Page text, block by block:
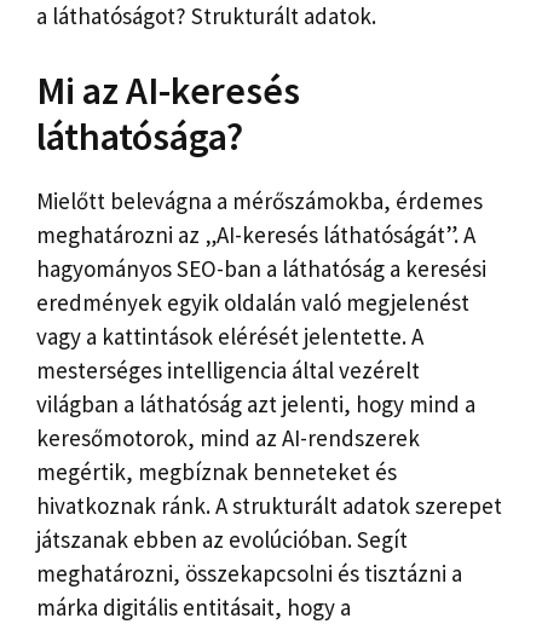
a láthatóságot? Strukturált adatok.
Mi az AI-keresés
láthatósága?
Mielőtt belevágna a mérőszámokba, érdemes
meghatározni az „AI-keresés láthatóságát”. A
hagyományos SEO-ban a láthatóság a keresési
eredmények egyik oldalán való megjelenést
vagy a kattintások elérését jelentette. A
mesterséges intelligencia által vezérelt
világban a láthatóság azt jelenti, hogy mind a
keresőmotorok, mind az AI-rendszerek
megértik, megbíznak benneteket és
hivatkoznak ránk. A strukturált adatok szerepet
játszanak ebben az evolúcióban. Segít
meghatározni, összekapcsolni és tisztázni a
márka digitális entitásait, hogy a